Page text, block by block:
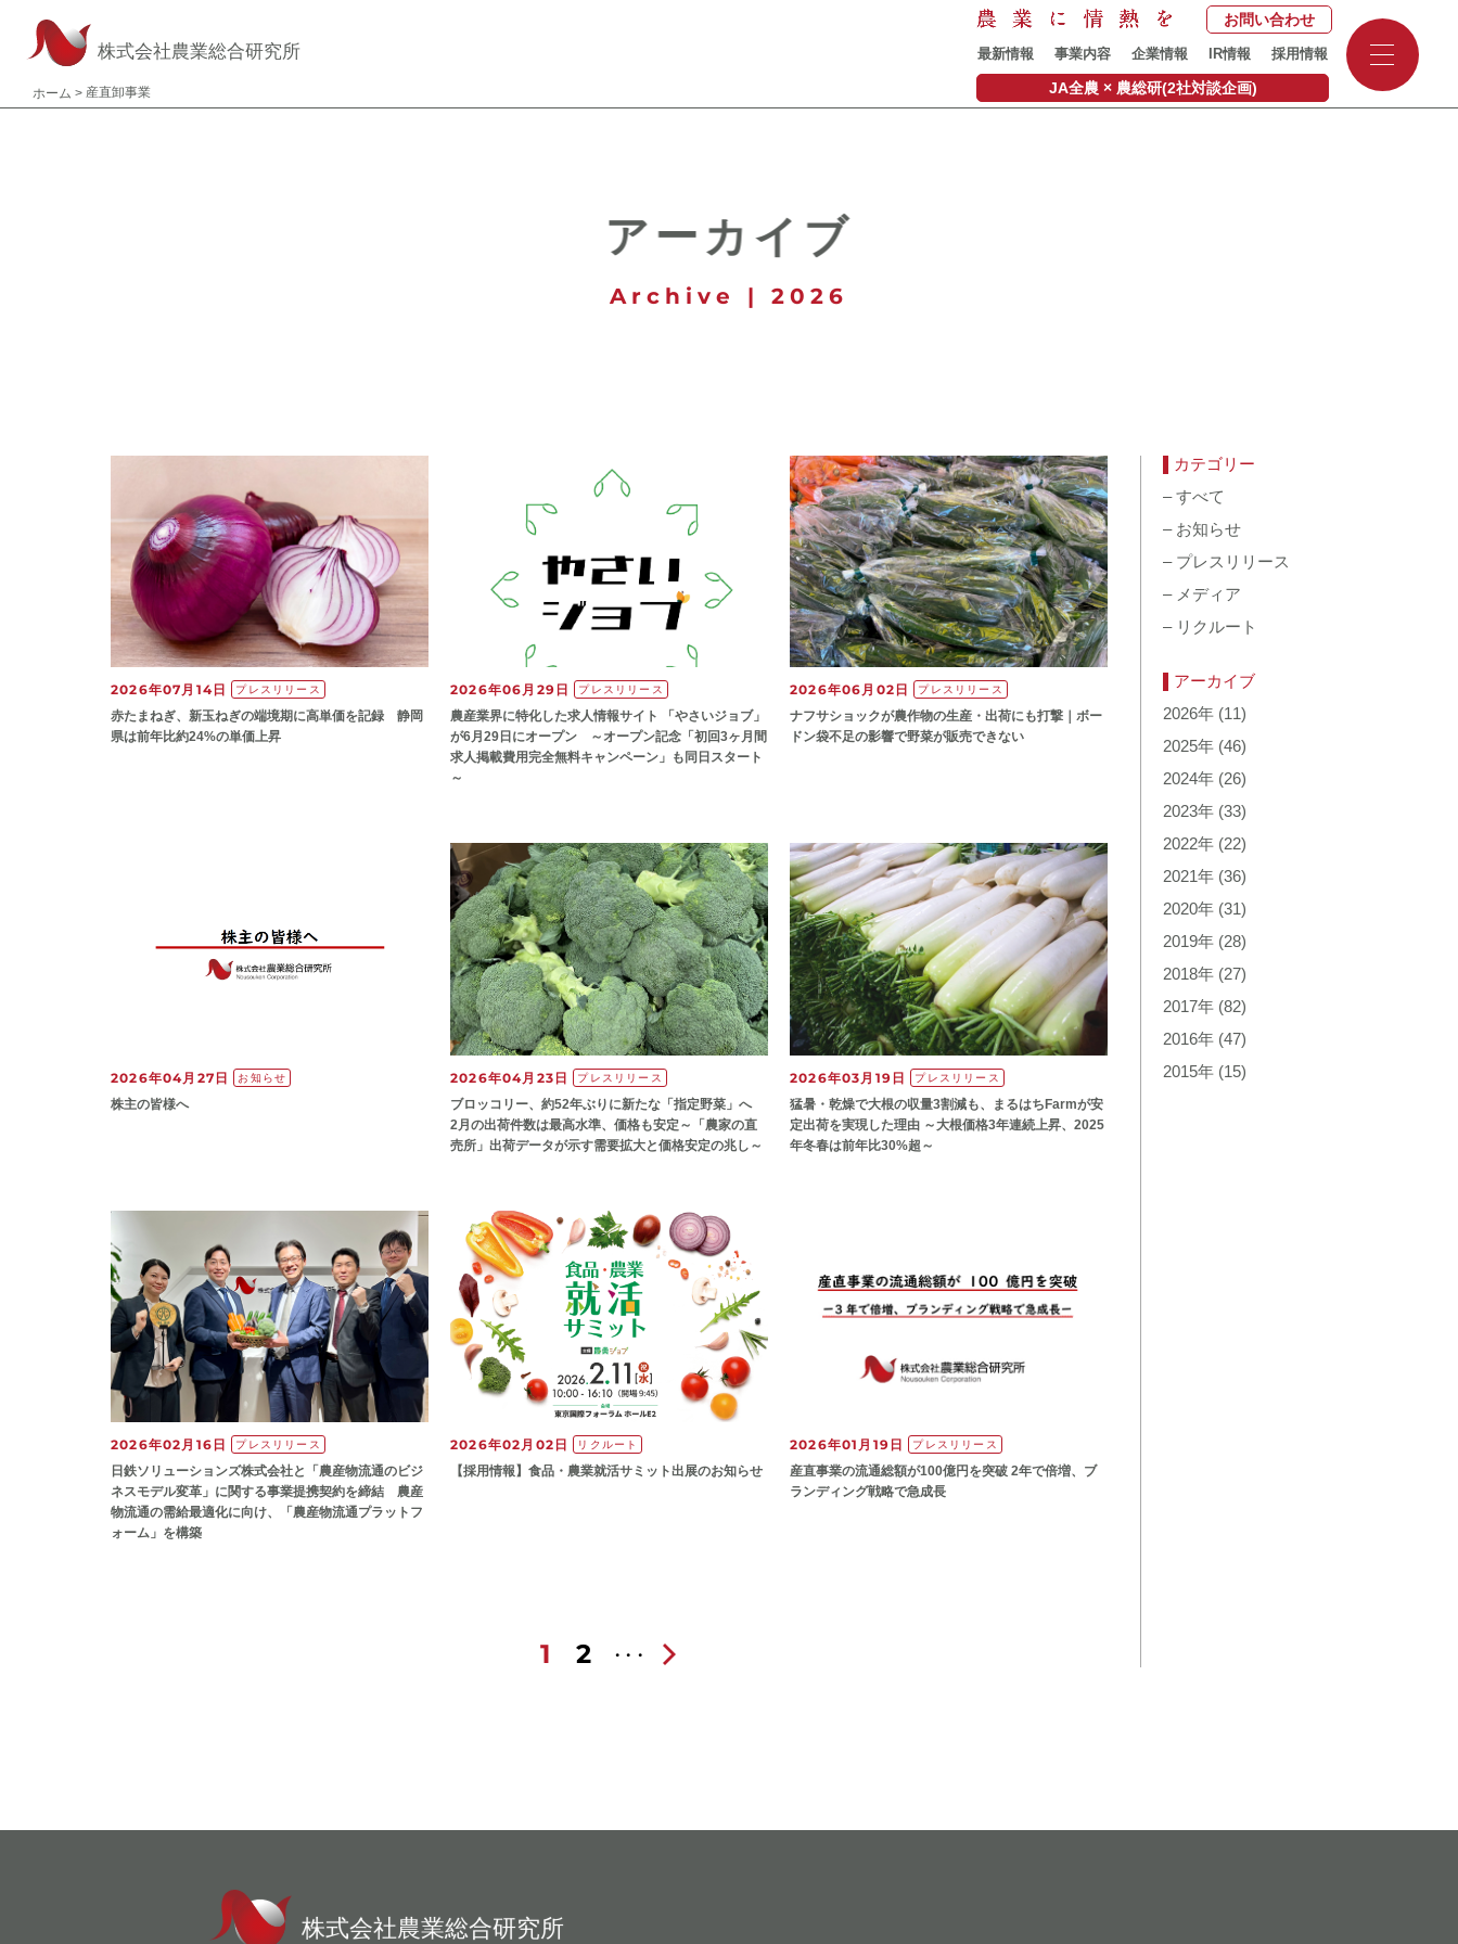
株式会社農業総合研究所 最新情報 事業内容 企業情報 IR情報 採用情報
お問い合わせ
ホーム > 産直卸事業 JA全農 × 農総研(2社対談企画)
-
-
アーカイブ
Archive | 2026
2026年07月14日 プレスリリース
赤たまねぎ、新玉ねぎの端境期に高単価を記録 静岡
県は前年比約24%の単価上昇
2026年06月29日 プレスリリース
農産業界に特化した求人情報サイト 「やさいジョブ」
が6月29日にオープン ～オープン記念「初回3ヶ月間
求人掲載費用完全無料キャンペーン」も同日スタート
～
2026年06月02日 プレスリリース
ナフサショックが農作物の⽣産・出荷にも打撃｜ボー
ドン袋不⾜の影響で野菜が販売できない
2026年04月27日 お知らせ
株主の皆様へ
2026年04月23日 プレスリリース
ブロッコリー、約52年ぶりに新たな「指定野菜」へ
2月の出荷件数は最高水準、価格も安定～「農家の直
売所」出荷データが示す需要拡大と価格安定の兆し～
2026年03月19日 プレスリリース
猛暑・乾燥で大根の収量3割減も、まるはちFarmが安
定出荷を実現した理由 ～大根価格3年連続上昇、2025
年冬春は前年比30%超～
2026年02月16日 プレスリリース
日鉄ソリューションズ株式会社と「農産物流通のビジ
ネスモデル変革」に関する事業提携契約を締結 農産
物流通の需給最適化に向け、「農産物流通プラットフ
ォーム」を構築
2026年02月02日 リクルート
【採用情報】食品・農業就活サミット出展のお知らせ
2026年01月19日 プレスリリース
産直事業の流通総額が100億円を突破 2年で倍増、ブ
ランディング戦略で急成長
1 2
カテゴリー
–すべて
– お知らせ
– プレスリリース
– メディア
– リクルート
アーカイブ
2026年 (11)
2025年 (46)
2024年 (26)
2023年 (33)
2022年 (22)
2021年 (36)
2020年 (31)
2019年 (28)
2018年 (27)
2017年 (82)
2016年 (47)
2015年 (15)
株式会社農業総合研究所